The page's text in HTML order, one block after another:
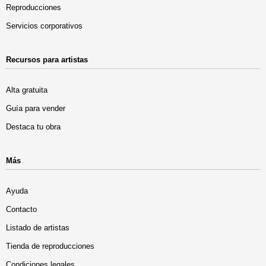
Reproducciones
Servicios corporativos
Recursos para artistas
Alta gratuita
Guía para vender
Destaca tu obra
Más
Ayuda
Contacto
Listado de artistas
Tienda de reproducciones